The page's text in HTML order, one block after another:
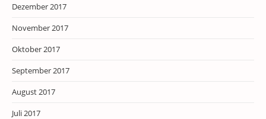
Dezember 2017
November 2017
Oktober 2017
September 2017
August 2017
Juli 2017